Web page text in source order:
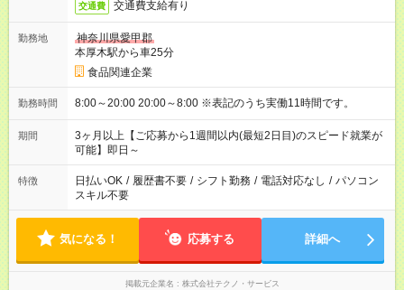
交通費 交通費支給有り
勤務地
神奈川県愛甲郡
本厚木駅から車25分
食品関連企業
勤務時間 8:00～20:00 20:00～8:00 ※表記のうち実働11時間です。
期間
3ヶ月以上【ご応募から1週間以内(最短2日目)のスピード就業が
可能】即日～
特徴 日払いOK / 履歴書不要 / シフト勤務 / 電話対応なし / パソコン
スキル不要
気になる！ 応募する 詳細へ
掲載元企業名 株式会社テクノ・サービス